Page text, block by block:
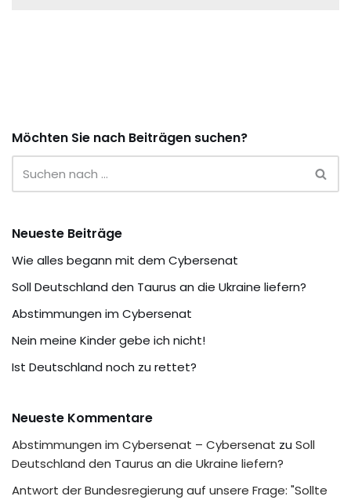
Möchten Sie nach Beiträgen suchen?
Neueste Beiträge
Wie alles begann mit dem Cybersenat
Soll Deutschland den Taurus an die Ukraine liefern?
Abstimmungen im Cybersenat
Nein meine Kinder gebe ich nicht!
Ist Deutschland noch zu rettet?
Neueste Kommentare
Abstimmungen im Cybersenat – Cybersenat zu Soll
Deutschland den Taurus an die Ukraine liefern?
Antwort der Bundesregierung auf unsere Frage: "Sollte